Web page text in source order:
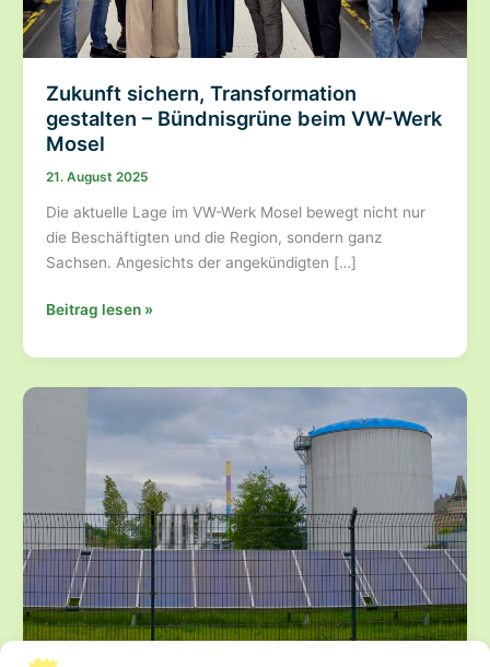
Zukunft sichern, Transformation
gestalten – Bündnisgrüne beim VW-Werk
Mosel
21. August 2025
Die aktuelle Lage im VW-Werk Mosel bewegt nicht nur
die Beschäftigten und die Region, sondern ganz
Sachsen. Angesichts der angekündigten […]
Zukunft
Transformation
gestalten
Bündnisgrüne
Werk
Mosel
Beitrag lesen »